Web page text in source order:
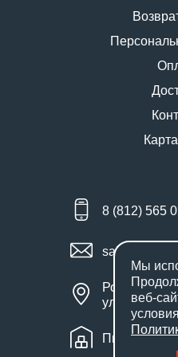
8 (812) 565
Россия,
улица
Пн – Пт: с
Мы
веб-
условия